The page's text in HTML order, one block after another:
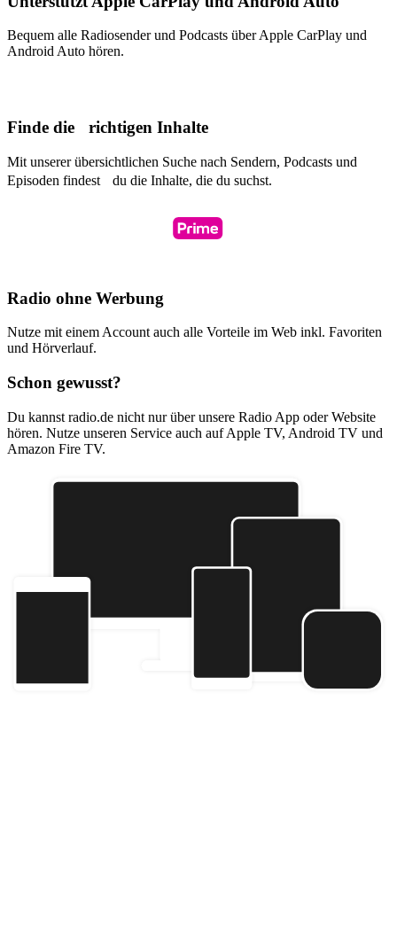
Bequem alle Radiosender und Podcasts über Apple CarPlay und
Android Auto hören.
Finde die richtigen Inhalte
Mit unserer übersichtlichen Suche nach Sendern, Podcasts und
Episoden findest du die Inhalte, die du suchst.
Radio ohne Werbung
Nutze mit einem Account auch alle Vorteile im Web inkl. Favoriten
und Hörverlauf.
Schon gewusst?
Du kannst radio.de nicht nur über unsere Radio App oder Website
hören. Nutze unseren Service auch auf Apple TV, Android TV und
Amazon Fire TV.